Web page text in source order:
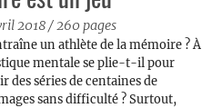
2018/260 pages
un athlète de la mémoire ? À
mentale se plie-t-il pour
des séries de centaines de
sans difficulté ? Surtout,